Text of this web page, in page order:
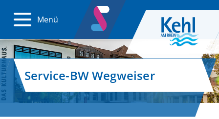
Menü
Service-BW Wegweiser